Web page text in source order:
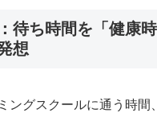
待ち時間を「健康時
想
ングスクールに通う時間